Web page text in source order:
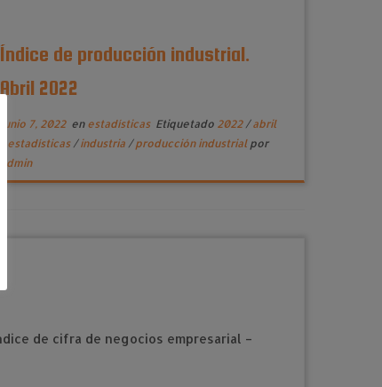
Índice de producción industrial.
Abril 2022
junio 7, 2022en estadísticas Etiquetado 2022 /abril
estadísticas /industria /producción industrial por
admin